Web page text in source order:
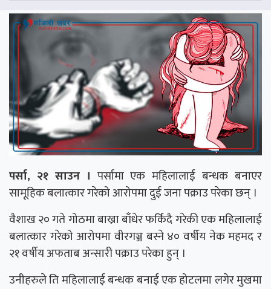
पर्सा, २१ साउन । पर्सामा एक महिलालाई बन्धक बनाएर
सामूहिक बलात्कार गरेको आरोपमा दुई जना पक्राउ परेका छन् ।
वैशाख २० गते गोठमा बाख्रा बाँधेर फर्किंदै गरेकी एक महिलालाई
बलात्कार गरेको आरोपमा वीरगञ्ज बस्ने ४० वर्षीय नेक महमद र
२१ वर्षीय अफताब अन्सारी पक्राउ परेका हुन् ।
उनीहरुले ति महिलालाई बन्धक बनाई एक होटलमा लगेर मुखमा